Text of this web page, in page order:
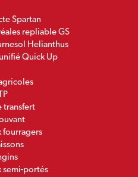
Spartan
repliable GS
Helianthus
Quick Up
transfert
fourragers
semi-portés